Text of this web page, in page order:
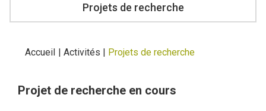
Projets de recherche
Accueil | Activités | Projets de recherche
Projet de recherche en cours